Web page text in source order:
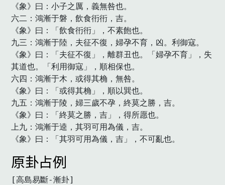
《象》曰：小子之厲，義無咎也。
六二：鴻漸于磐，飲食衎衎，吉。
《象》曰：「飲食衎衎」，不素飽也。
九三：鴻漸于陸，夫征不復，婦孕不育，凶。利御寇。
《象》曰：「夫征不復」，離群丑也。「婦孕不育」，失
其道也。「利用御寇」，順相保也。
六四：鴻漸于木，或得其桷，無咎。
《象》曰：「或得其桷」，順以巽也。
九五：鴻漸于陵，婦三歲不孕，終莫之勝，吉。
《象》曰：「終莫之勝，吉」，得所愿也。
上九：鴻漸于逵，其羽可用為儀，吉。
《象》曰：「其羽可用為儀，吉」，不可亂也。
原卦占例
[高島易斷-漸卦]